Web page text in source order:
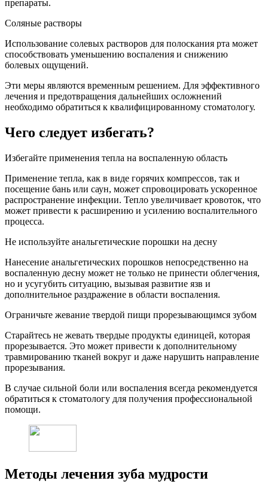
препараты.
Соляные растворы
Использование солевых растворов для полоскания рта может
способствовать уменьшению воспаления и снижению
болевых ощущений.
Эти меры являются временным решением. Для эффективного
лечения и предотвращения дальнейших осложнений
необходимо обратиться к квалифицированному стоматологу.
Чего следует избегать?
Избегайте применения тепла на воспаленную область
Применение тепла, как в виде горячих компрессов, так и
посещение бань или саун, может спровоцировать ускоренное
распространение инфекции. Тепло увеличивает кровоток, что
может привести к расширению и усилению воспалительного
процесса.
Не используйте анальгетические порошки на десну
Нанесение анальгетических порошков непосредственно на
воспаленную десну может не только не принести облегчения,
но и усугубить ситуацию, вызывая развитие язв и
дополнительное раздражение в области воспаления.
Ограничьте жевание твердой пищи прорезывающимся зубом
Старайтесь не жевать твердые продукты единицей, которая
прорезывается. Это может привести к дополнительному
травмированию тканей вокруг и даже нарушить направление
прорезывания.
В случае сильной боли или воспаления всегда рекомендуется
обратиться к стоматологу для получения профессиональной
помощи.
Методы лечения зуба мудрости